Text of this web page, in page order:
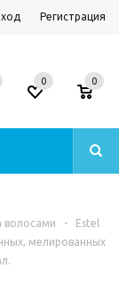
Регистрация
0 0
волосами -
Estel
мелированных